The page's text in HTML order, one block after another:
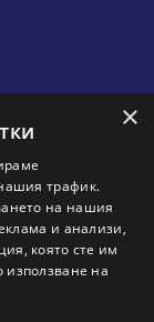
×
трафик.
на нашия
и анализи,
която сте им
използване на